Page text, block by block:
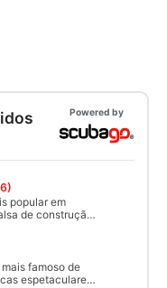
Powered by
popular em
de construção
naufrágio. Ele
deques para
escura embaixo.
famoso de
espetaculares